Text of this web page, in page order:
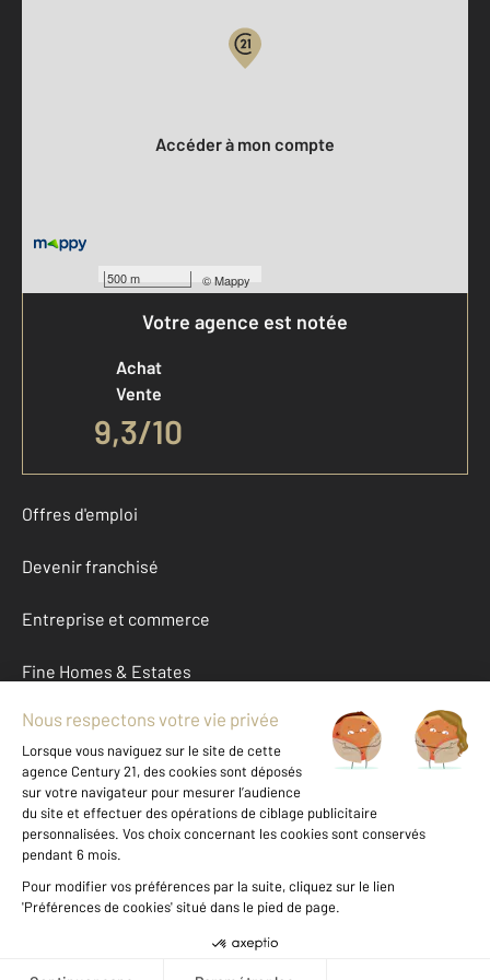
500 m ©Mappy
Accéder à mon compte
Votre agence est notée
Achat
Vente
9,3/10
Offres d'emploi
Devenir franchisé
Entreprise et commerce
Fine Homes & Estates
À propos
International
Nous contacter
Données personnelles